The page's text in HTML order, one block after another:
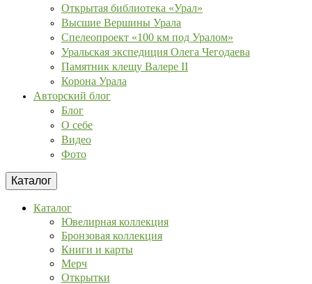
Открытая библиотека «Урал»
Высшие Вершины Урала
Спелеопроект «100 км под Уралом»
Уральская экспедиция Олега Чегодаева
Памятник клещу Валере II
Корона Урала
Авторский блог
Блог
О себе
Видео
Фото
Каталог
Каталог
Ювелирная коллекция
Бронзовая коллекция
Книги и карты
Мерч
Открытки